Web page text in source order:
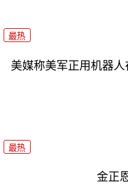
最热
美媒称美军正用机器
最热
金正